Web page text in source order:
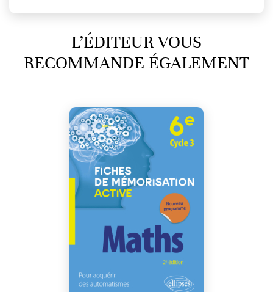
L’ÉDITEUR VOUS
RECOMMANDE ÉGALEMENT